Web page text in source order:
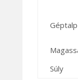
Súly